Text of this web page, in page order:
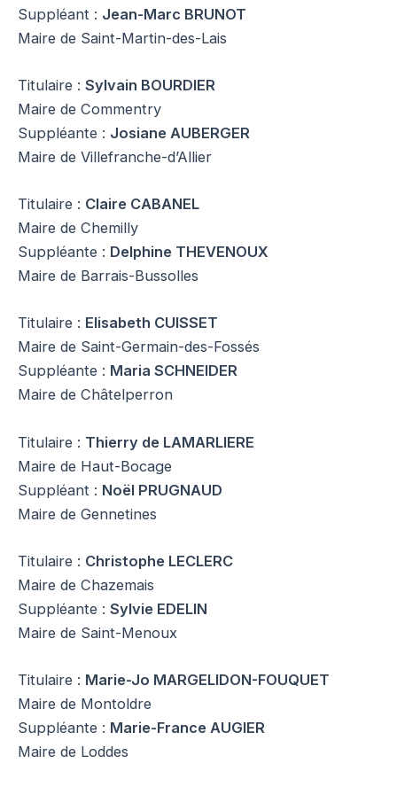
Suppléant : Jean-Marc BRUNOT
Maire de Saint-Martin-des-Lais
Titulaire : Sylvain BOURDIER
Maire de Commentry
Suppléante : Josiane AUBERGER
Maire de Villefranche-d’Allier
Titulaire : Claire CABANEL
Maire de Chemilly
Suppléante : Delphine THEVENOUX
Maire de Barrais-Bussolles
Titulaire : Elisabeth CUISSET
Maire de Saint-Germain-des-Fossés
Suppléante : Maria SCHNEIDER
Maire de Châtelperron
Titulaire : Thierry de LAMARLIERE
Maire de Haut-Bocage
Suppléant : Noël PRUGNAUD
Maire de Gennetines
Titulaire : Christophe LECLERC
Maire de Chazemais
Suppléante : Sylvie EDELIN
Maire de Saint-Menoux
Titulaire : Marie-Jo MARGELIDON-FOUQUET
Maire de Montoldre
Suppléante : Marie-France AUGIER
Maire de Loddes